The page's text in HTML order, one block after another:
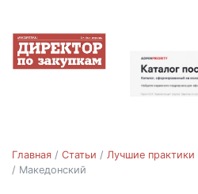
Главная / Статьи / Лучшие практики
/ Македонский